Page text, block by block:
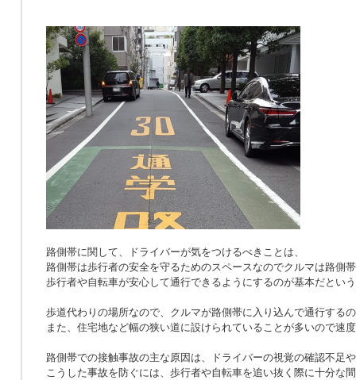
路側帯に関して、ドライバーが気をつけるべきことは、
路側帯は歩行者の安全を守るためのスペースなのでクルマは路側
歩行者や自転車が安心して通行できるようにするのが基本だとい
歩道代わりの場所なので、クルマが路側帯に入り込んで通行する
また、住宅地など幅の狭い道に設けられていることが多いので速
路側帯での接触事故の主な原因は、ドライバーの視覚の確認不足
こうした事故を防ぐには、歩行者や自転車を追い抜く際に十分な